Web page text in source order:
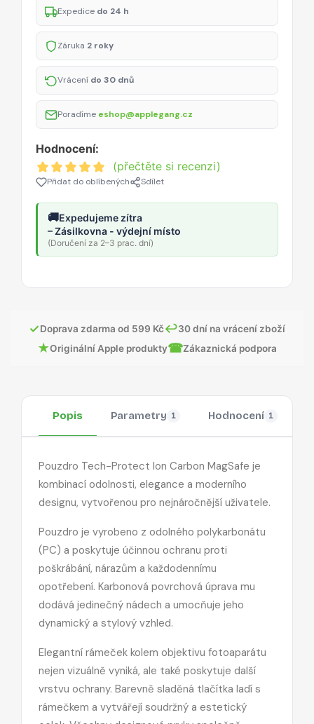
Expedice do 24 h
Záruka 2 roky
Vrácení do 30 dnů
Poradíme eshop@applegang.cz
Hodnocení:
(přečtěte si recenzi)
Přidat do oblíbených Sdílet
🚚Expedujeme zítra
– Zásilkovna - výdejní místo
(Doručení za 2–3 prac. dní)
✓Doprava zdarma od 599 Kč↩30 dní na vrácení zboží
★Originální Apple produkty☎Zákaznická podpora
Popis Parametry 1 Hodnocení 1
Pouzdro Tech-Protect Ion Carbon MagSafe je
kombinací odolnosti, elegance a moderního
designu, vytvořenou pro nejnáročnější uživatele.
Pouzdro je vyrobeno z odolného polykarbonátu
(PC) a poskytuje účinnou ochranu proti
poškrábání, nárazům a každodennímu
opotřebení. Karbonová povrchová úprava mu
dodává jedinečný nádech a umocňuje jeho
dynamický a stylový vzhled.
Elegantní rámeček kolem objektivu fotoaparátu
nejen vizuálně vyniká, ale také poskytuje další
vrstvu ochrany. Barevně sladěná tlačítka ladí s
rámečkem a vytvářejí soudržný a estetický